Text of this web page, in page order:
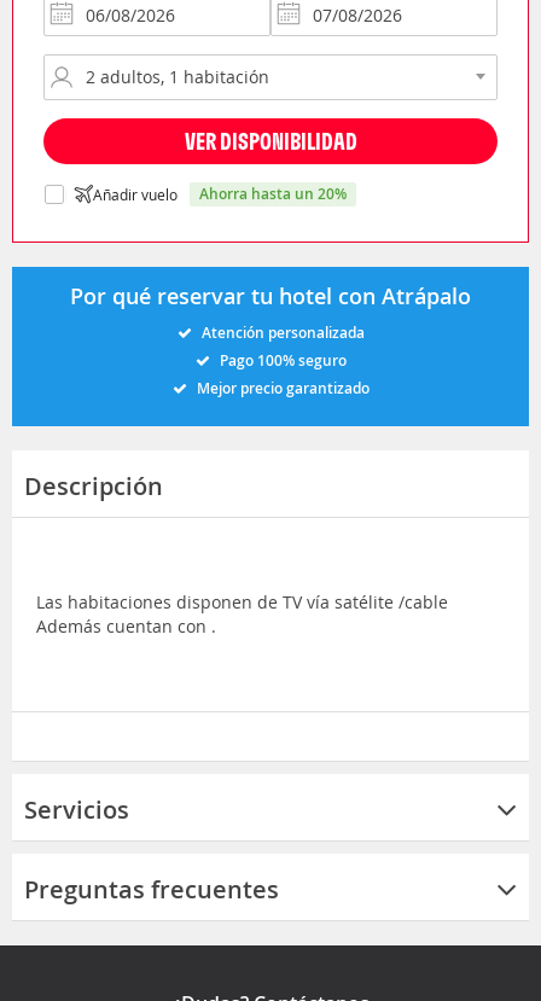
VER DISPONIBILIDAD
Añadir vuelo ahorra hasta un 20%
Por qué reservar tu hotel con Atrápalo
Atención personalizada
Pago 100% seguro
Mejor precio garantizado
Descripción
Las habitaciones disponen de TV vía satélite /cable
Además cuentan con .
Servicios
Preguntas frecuentes